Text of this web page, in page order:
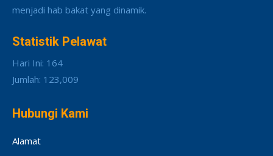
menjadi hab bakat yang dinamik.
Statistik Pelawat
Hari Ini: 164
Jumlah: 123,009
Hubungi Kami
Alamat